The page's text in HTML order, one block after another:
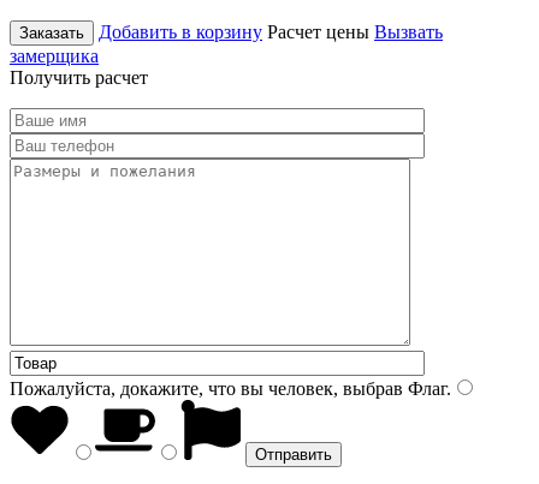
Заказать Добавить в корзину Расчет цены Вызвать
замерщика
Получить расчет
Пожалуйста, докажите, что вы человек, выбрав Флаг.